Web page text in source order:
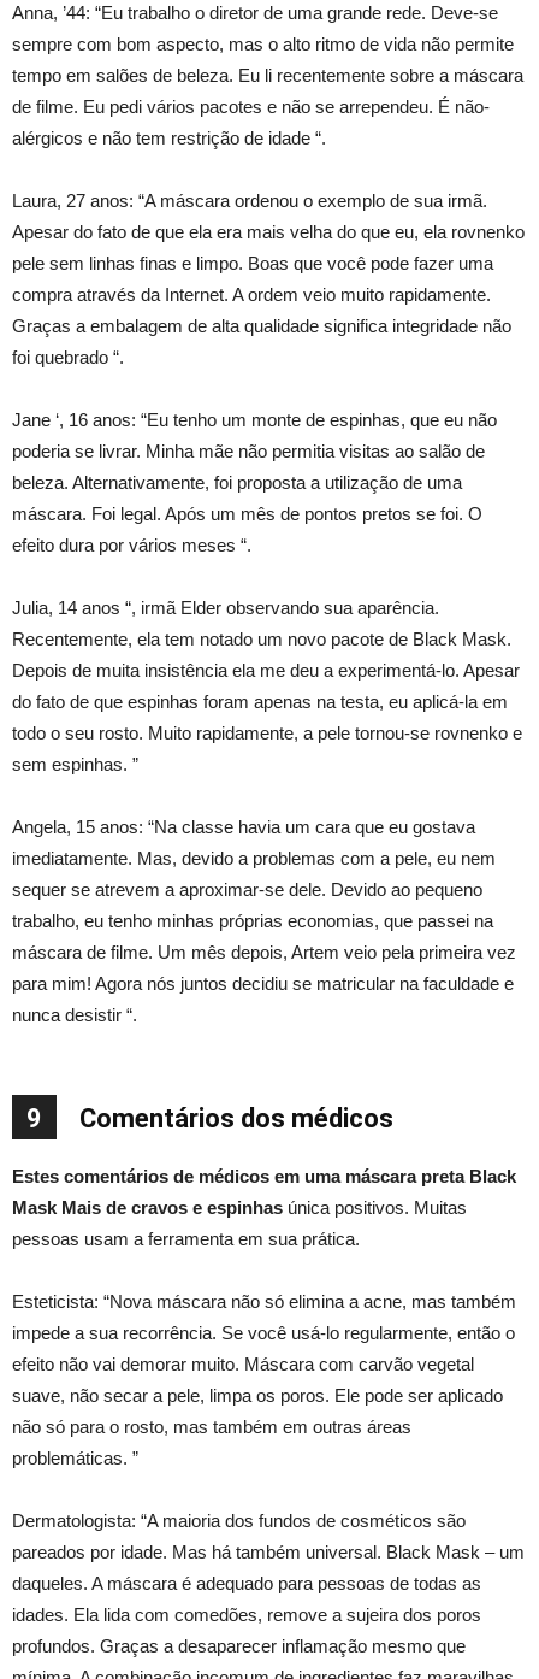
Anna, ’44: “Eu trabalho o diretor de uma grande rede. Deve-se
sempre com bom aspecto, mas o alto ritmo de vida não permite
tempo em salões de beleza. Eu li recentemente sobre a máscara
de filme. Eu pedi vários pacotes e não se arrependeu. É não-
alérgicos e não tem restrição de idade “.
Laura, 27 anos: “A máscara ordenou o exemplo de sua irmã.
Apesar do fato de que ela era mais velha do que eu, ela rovnenko
pele sem linhas finas e limpo. Boas que você pode fazer uma
compra através da Internet. A ordem veio muito rapidamente.
Graças a embalagem de alta qualidade significa integridade não
foi quebrado “.
Jane ‘, 16 anos: “Eu tenho um monte de espinhas, que eu não
poderia se livrar. Minha mãe não permitia visitas ao salão de
beleza. Alternativamente, foi proposta a utilização de uma
máscara. Foi legal. Após um mês de pontos pretos se foi. O
efeito dura por vários meses “.
Julia, 14 anos “, irmã Elder observando sua aparência.
Recentemente, ela tem notado um novo pacote de Black Mask.
Depois de muita insistência ela me deu a experimentá-lo. Apesar
do fato de que espinhas foram apenas na testa, eu aplicá-la em
todo o seu rosto. Muito rapidamente, a pele tornou-se rovnenko e
sem espinhas. ”
Angela, 15 anos: “Na classe havia um cara que eu gostava
imediatamente. Mas, devido a problemas com a pele, eu nem
sequer se atrevem a aproximar-se dele. Devido ao pequeno
trabalho, eu tenho minhas próprias economias, que passei na
máscara de filme. Um mês depois, Artem veio pela primeira vez
para mim! Agora nós juntos decidiu se matricular na faculdade e
nunca desistir “.
9 Comentários dos médicos
Estes comentários de médicos em uma máscara preta Black
Mask Mais de cravos e espinhas única positivos. Muitas
pessoas usam a ferramenta em sua prática.
Esteticista: “Nova máscara não só elimina a acne, mas também
impede a sua recorrência. Se você usá-lo regularmente, então o
efeito não vai demorar muito. Máscara com carvão vegetal
suave, não secar a pele, limpa os poros. Ele pode ser aplicado
não só para o rosto, mas também em outras áreas
problemáticas. ”
Dermatologista: “A maioria dos fundos de cosméticos são
pareados por idade. Mas há também universal. Black Mask – um
daqueles. A máscara é adequado para pessoas de todas as
idades. Ela lida com comedões, remove a sujeira dos poros
profundos. Graças a desaparecer inflamação mesmo que